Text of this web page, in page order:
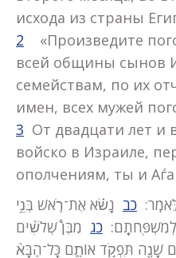
исхода из страны
2 «Произведите
всей общины сынов
семействам, по их
имен, всех мужей
3 От двадцати лет и
войско в Израиле,
ополчениям, ты и
כב נָשׂ֗א אֶת־רֹ֛אשׁ בְּנֵ֥י
לְמִשְׁפְּחֹתָֽם: כג מִבֶּן֩ שְׁלשִׁ֨ים
שָׁנָ֖ה תִּפְקֹ֣ד אוֹתָ֑ם כָּל־הַבָּא֨